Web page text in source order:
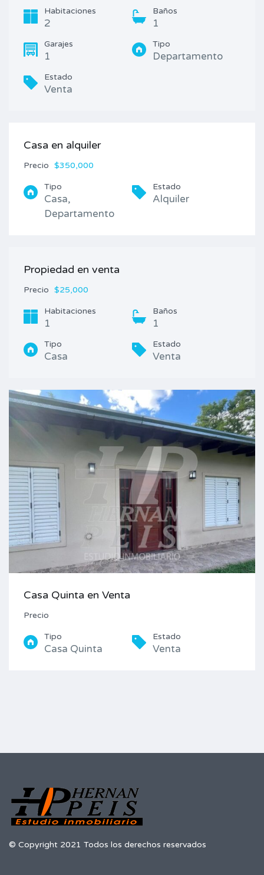
Habitaciones
2
Baños
1
Garajes
1
Tipo
Departamento
Estado
Venta
Casa en alquiler
Precio $350,000
Tipo
Casa,
Departamento
Estado
Alquiler
Propiedad en venta
Precio $25,000
Habitaciones
1
Baños
1
Tipo
Casa
Estado
Venta
Casa Quinta en Venta
Precio
Tipo
Casa Quinta
Estado
Venta
© Copyright 2021 Todos los derechos reservados